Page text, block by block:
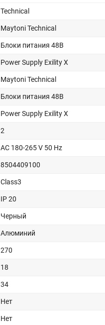
Technical
Maytoni Technical
Блоки питания 48В
Power Supply Exility X
Maytoni Technical
Блоки питания 48В
Power Supply Exility X
2
AC 180-265 V 50 Hz
8504409100
Class3
IP 20
Черный
Алюминий
270
18
34
Нет
Нет